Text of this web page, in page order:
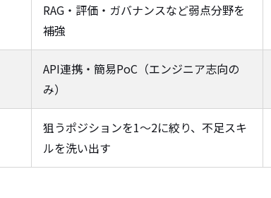
RAG・評価・ガバナンスなど弱点分野を
補強
API連携・簡易PoC（エンジニア志向の
み）
狙うポジションを1〜2に絞り、不足スキ
ルを洗い出す